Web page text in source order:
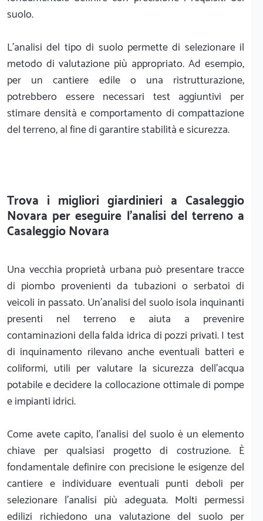
suolo.
L'analisi del tipo di suolo permette di selezionare il
metodo di valutazione più appropriato. Ad esempio,
per un cantiere edile o una ristrutturazione,
potrebbero essere necessari test aggiuntivi per
stimare densità e comportamento di compattazione
del terreno, al fine di garantire stabilità e sicurezza.
Trova i migliori giardinieri a Casaleggio
Novara per eseguire l'analisi del terreno a
Casaleggio Novara
Una vecchia proprietà urbana può presentare tracce
di piombo provenienti da tubazioni o serbatoi di
veicoli in passato. Un'analisi del suolo isola inquinanti
presenti nel terreno e aiuta a prevenire
contaminazioni della falda idrica di pozzi privati. I test
di inquinamento rilevano anche eventuali batteri e
coliformi, utili per valutare la sicurezza dell'acqua
potabile e decidere la collocazione ottimale di pompe
e impianti idrici.
Come avete capito, l'analisi del suolo è un elemento
chiave per qualsiasi progetto di costruzione. È
fondamentale definire con precisione le esigenze del
cantiere e individuare eventuali punti deboli per
selezionare l'analisi più adeguata. Molti permessi
edilizi richiedono una valutazione del suolo per